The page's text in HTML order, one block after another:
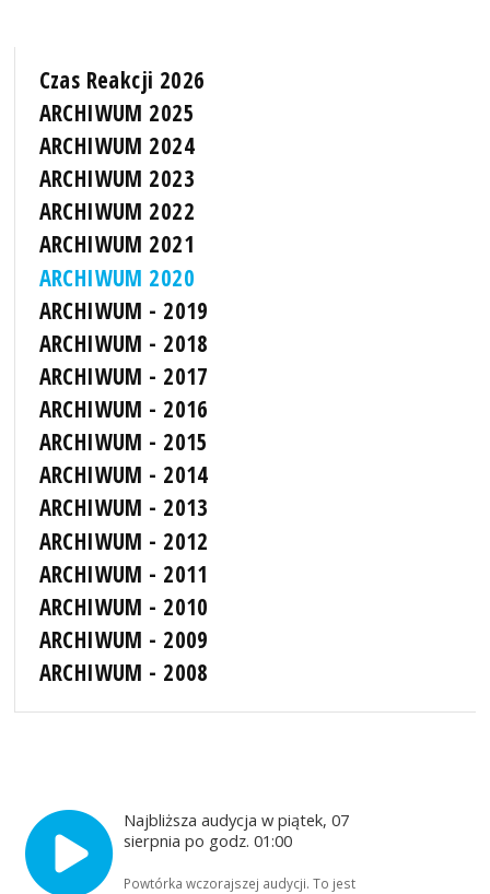
Czas Reakcji 2026
ARCHIWUM 2025
ARCHIWUM 2024
ARCHIWUM 2023
ARCHIWUM 2022
ARCHIWUM 2021
ARCHIWUM 2020
ARCHIWUM - 2019
ARCHIWUM - 2018
ARCHIWUM - 2017
ARCHIWUM - 2016
ARCHIWUM - 2015
ARCHIWUM - 2014
ARCHIWUM - 2013
ARCHIWUM - 2012
ARCHIWUM - 2011
ARCHIWUM - 2010
ARCHIWUM - 2009
ARCHIWUM - 2008
Najbliższa audycja w piątek, 07
sierpnia po godz. 01:00
Powtórka wczorajszej audycji. To jest